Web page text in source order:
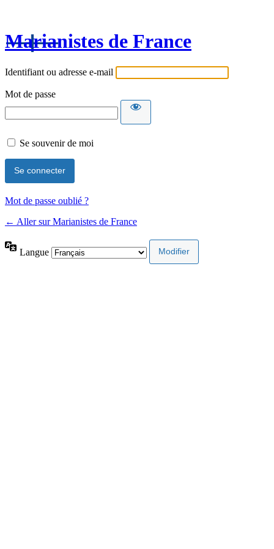
Marianistes de France
Identifiant ou adresse e-mail
Mot de passe
Se souvenir de moi
Mot de passe oublié ?
← Aller sur Marianistes de France
Langue